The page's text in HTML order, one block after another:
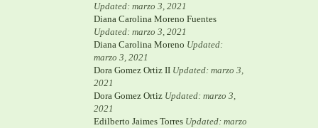
Updated: marzo 3, 2021
Diana Carolina Moreno Fuentes
Updated: marzo 3, 2021
Diana Carolina Moreno Updated:
marzo 3, 2021
Dora Gomez Ortiz II Updated: marzo 3,
2021
Dora Gomez Ortiz Updated: marzo 3,
2021
Edilberto Jaimes Torres Updated: marzo